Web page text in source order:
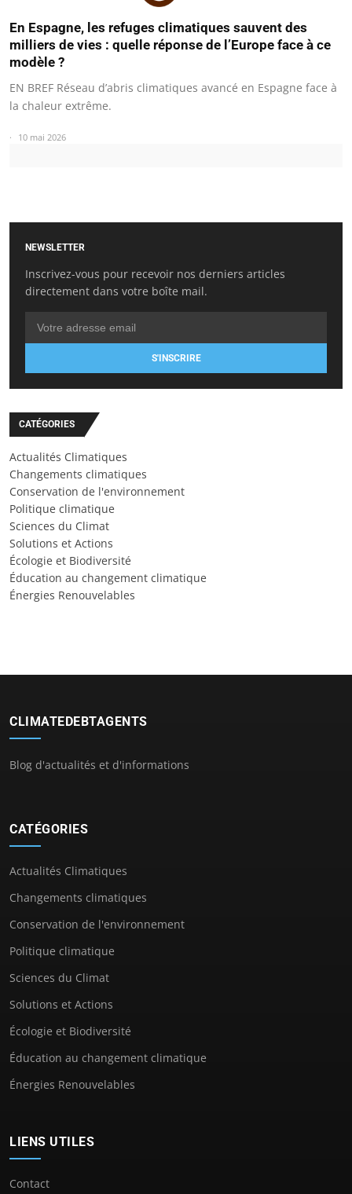
En Espagne, les refuges climatiques sauvent des
milliers de vies : quelle réponse de l’Europe face à ce
modèle ?
EN BREF Réseau d’abris climatiques avancé en Espagne face à
la chaleur extrême.
10 mai 2026
NEWSLETTER
Inscrivez-vous pour recevoir nos derniers articles
directement dans votre boîte mail.
S'INSCRIRE
CATÉGORIES
Actualités Climatiques
Changements climatiques
Conservation de l'environnement
Politique climatique
Sciences du Climat
Solutions et Actions
Écologie et Biodiversité
Éducation au changement climatique
Énergies Renouvelables
CLIMATEDEBTAGENTS
Blog d'actualités et d'informations
CATÉGORIES
Actualités Climatiques
Changements climatiques
Conservation de l'environnement
Politique climatique
Sciences du Climat
Solutions et Actions
Écologie et Biodiversité
Éducation au changement climatique
Énergies Renouvelables
LIENS UTILES
Contact